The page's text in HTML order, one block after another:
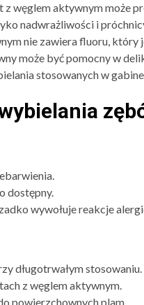
z węglem aktywnym może
nadwrażliwości i
nie zawiera fluoru,
może być pomocny w
stosowanych w
dostępny.
wywołuje reakcje
długotrwałym stosowaniu.
z węglem aktywnym.
powierzchownych plam.